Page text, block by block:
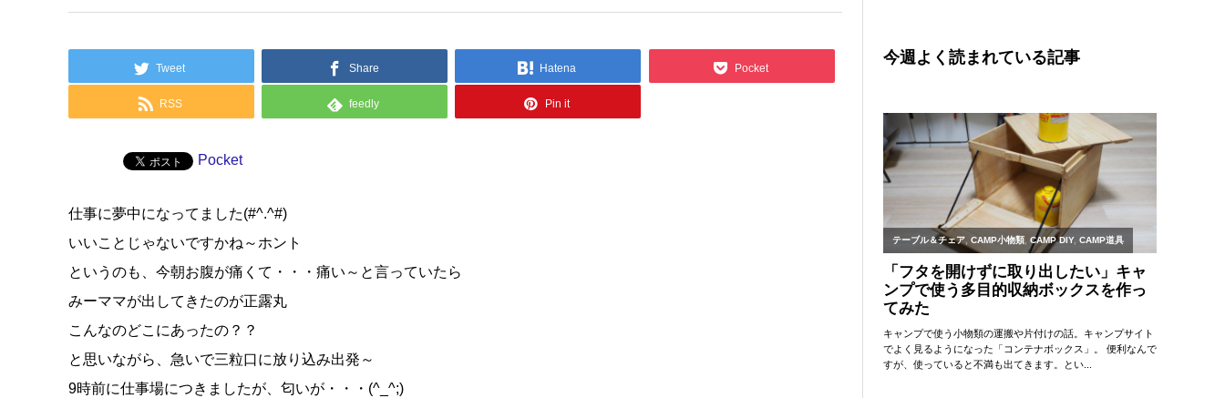
Tweet Share Hatena Pocket
RSS feedly Pin it
Pocket
仕事に夢中になってました(#^.^#)
いいことじゃないですかね～ホント
というのも、今朝お腹が痛くて・・・痛い～と言っていたら
みーママが出してきたのが正露丸
こんなのどこにあったの？？
と思いながら、急いで三粒口に放り込み出発～
9時前に仕事場につきましたが、匂いが・・・(^_^;)
今週よく読まれている記事